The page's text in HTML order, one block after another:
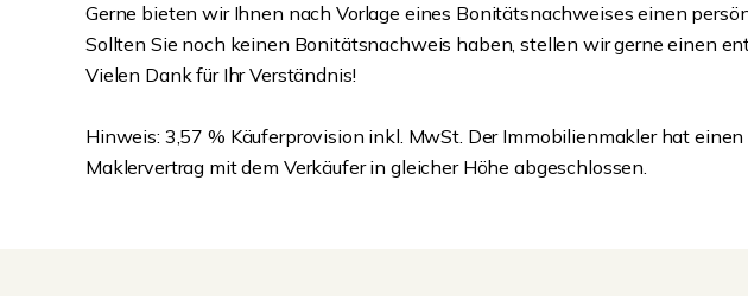
Gerne bieten wir Ihnen nach Vorlage eines Bonitätsnachweises einen
Sollten Sie noch keinen Bonitätsnachweis haben, stellen wir gerne einen
Vielen Dank für Ihr Verständnis!
Hinweis: 3,57 % Käuferprovision inkl. MwSt. Der Immobilienmakler hat
Maklervertrag mit dem Verkäufer in gleicher Höhe abgeschlossen.